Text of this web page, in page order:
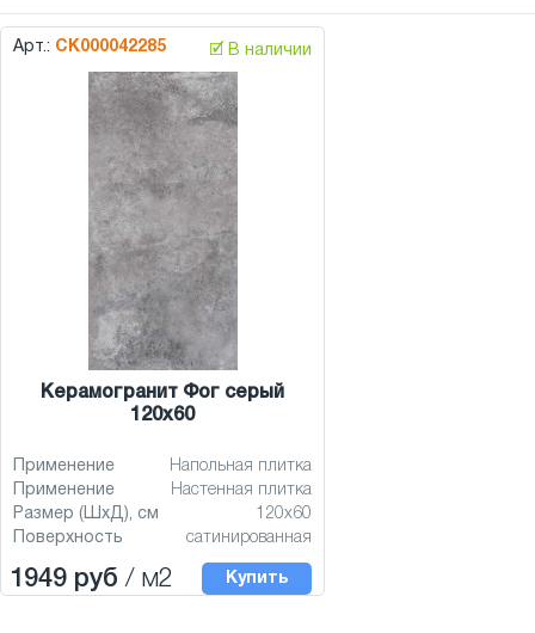
Арт.: СК000042285 🗹 В наличии
Керамогранит Фог серый
120x60
Применение
Напольная плитка
Применение
Настенная плитка
Размер (ШхД), см
120x60
Поверхность
сатинированная
1949 руб / м2 Купить